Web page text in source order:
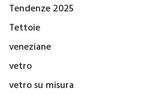
Tendenze 2025
Tettoie
veneziane
vetro
vetro su misura